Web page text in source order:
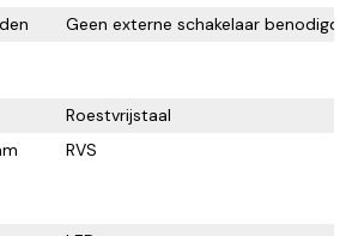
Geen externe schakelaar benodigd.
Roestvrijstaal
RVS